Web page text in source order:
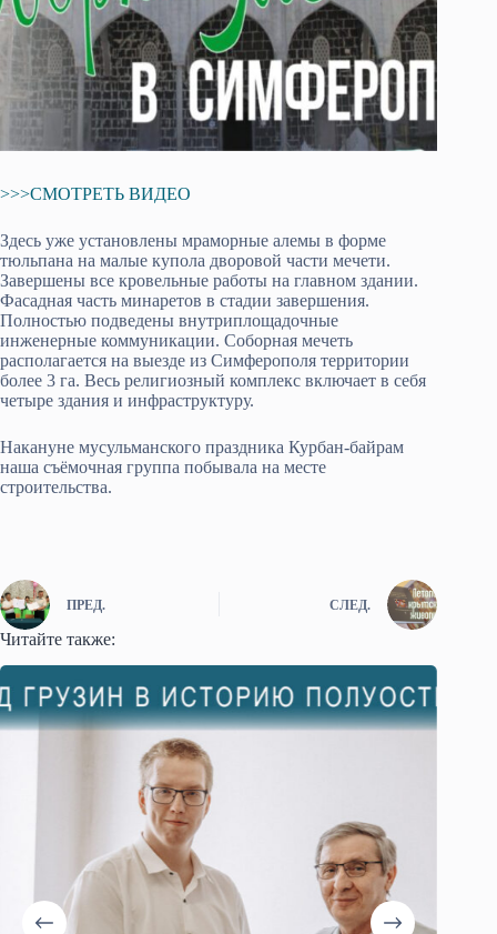
>>>СМОТРЕТЬ ВИДЕО
Здесь уже установлены мраморные алемы в форме
тюльпана на малые купола дворовой части мечети.
Завершены все кровельные работы на главном здании.
Фасадная часть минаретов в стадии завершения.
Полностью подведены внутриплощадочные
инженерные коммуникации. Соборная мечеть
располагается на выезде из Симферополя территории
более 3 га. Весь религиозный комплекс включает в себя
четыре здания и инфраструктуру.
Накануне мусульманского праздника Курбан-байрам
наша съёмочная группа побывала на месте
строительства.
ПРЕД. СЛЕД.
Читайте также: